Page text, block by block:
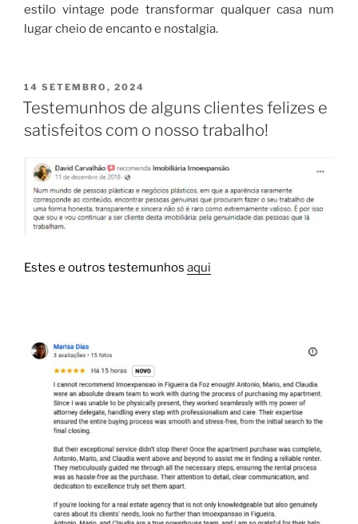
estilo vintage pode transformar qualquer casa num
lugar cheio de encanto e nostalgia.
PUBLICADO
EM
14 SETEMBRO, 2024
Testemunhos de alguns clientes felizes e
satisfeitos com o nosso trabalho!
Estes e outros testemunhos aqui